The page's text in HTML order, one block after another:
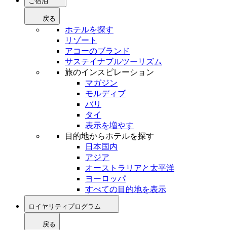
戻る
ホテルを探す
リゾート
アコーのブランド
サステイナブルツーリズム
旅のインスピレーション
マガジン
モルディブ
バリ
タイ
表示を増やす
目的地からホテルを探す
日本国内
アジア
オーストラリアと太平洋
ヨーロッパ
すべての目的地を表示
ロイヤリティプログラム
戻る